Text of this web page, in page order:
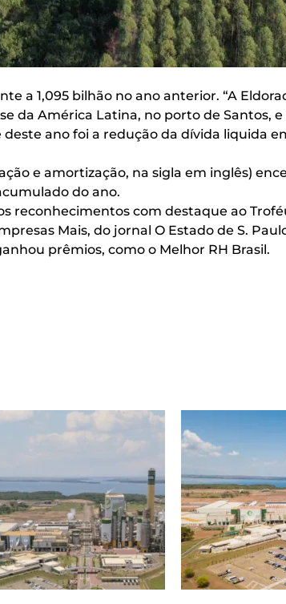
a 1,095 bilhão no ano anterior. “A
da América Latina, no porto de Santos,
ano foi a redução da dívida liquida
e amortização, na sigla em inglês)
do ano.
reconhecimentos com destaque ao
Mais, do jornal O Estado de S.
prêmios, como o Melhor RH Brasil.